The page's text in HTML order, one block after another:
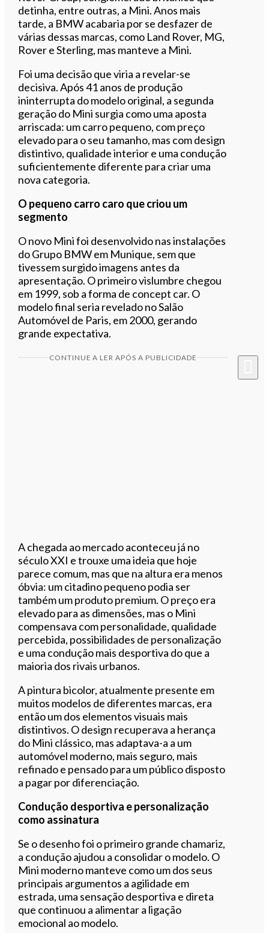
detinha, entre outras, a Mini. Anos mais
tarde, a BMW acabaria por se desfazer de
várias dessas marcas, como Land Rover, MG,
Rover e Sterling, mas manteve a Mini.
Foi uma decisão que viria a revelar-se
decisiva. Após 41 anos de produção
ininterrupta do modelo original, a segunda
geração do Mini surgia como uma aposta
arriscada: um carro pequeno, com preço
elevado para o seu tamanho, mas com design
distintivo, qualidade interior e uma condução
suficientemente diferente para criar uma
nova categoria.
O pequeno carro caro que criou um
segmento
O novo Mini foi desenvolvido nas instalações
do Grupo BMW em Munique, sem que
tivessem surgido imagens antes da
apresentação. O primeiro vislumbre chegou
em 1999, sob a forma de concept car. O
modelo final seria revelado no Salão
Automóvel de Paris, em 2000, gerando
grande expectativa.
CONTINUE A LER APÓS A PUBLICIDADE
A chegada ao mercado aconteceu já no
século XXI e trouxe uma ideia que hoje
parece comum, mas que na altura era menos
óbvia: um citadino pequeno podia ser
também um produto premium. O preço era
elevado para as dimensões, mas o Mini
compensava com personalidade, qualidade
percebida, possibilidades de personalização
e uma condução mais desportiva do que a
maioria dos rivais urbanos.
A pintura bicolor, atualmente presente em
muitos modelos de diferentes marcas, era
então um dos elementos visuais mais
distintivos. O design recuperava a herança
do Mini clássico, mas adaptava-a a um
automóvel moderno, mais seguro, mais
refinado e pensado para um público disposto
a pagar por diferenciação.
Condução desportiva e personalização
como assinatura
Se o desenho foi o primeiro grande chamariz,
a condução ajudou a consolidar o modelo. O
Mini moderno manteve como um dos seus
principais argumentos a agilidade em
estrada, uma sensação desportiva e direta
que continuou a alimentar a ligação
emocional ao modelo.